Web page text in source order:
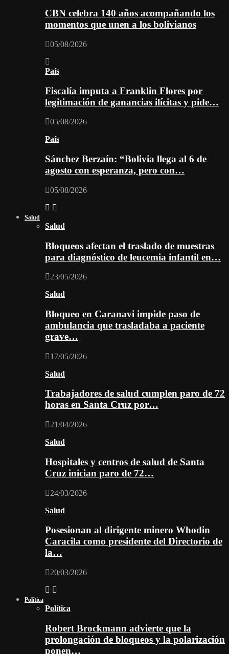
CBN celebra 140 años acompañando los
momentos que unen a los bolivianos
05/08/2026
País
Fiscalía imputa a Franklin Flores por
legitimación de ganancias ilícitas y pide…
05/08/2026
País
Sánchez Berzaín: “Bolivia llega al 6 de
agosto con esperanza, pero con…
05/08/2026
Salud
Salud
Bloqueos afectan el traslado de muestras
para diagnóstico de leucemia infantil en…
23/05/2026
Salud
Bloqueo en Caranavi impide paso de
ambulancia que trasladaba a paciente
grave…
17/05/2026
Salud
Trabajadores de salud cumplen paro de 72
horas en Santa Cruz por…
21/04/2026
Salud
Hospitales y centros de salud de Santa
Cruz inician paro de 72…
24/03/2026
Salud
Posesionan al dirigente minero Whodin
Caracila como presidente del Directorio de
la…
20/03/2026
Política
Política
Robert Brockmann advierte que la
prolongación de bloqueos y la polarización
ponen…